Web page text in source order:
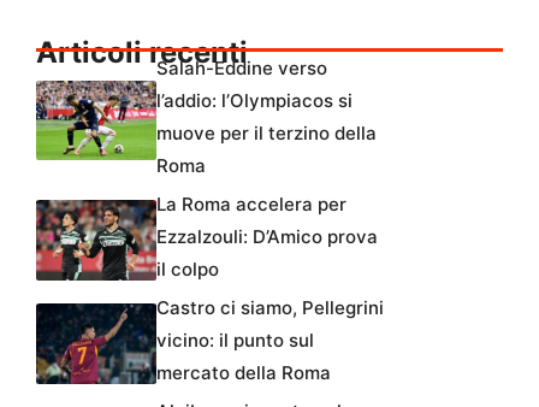
Articoli recenti
Salah-Eddine verso
l’addio: l’Olympiacos si
muove per il terzino della
Roma
La Roma accelera per
Ezzalzouli: D’Amico prova
il colpo
Castro ci siamo, Pellegrini
vicino: il punto sul
mercato della Roma